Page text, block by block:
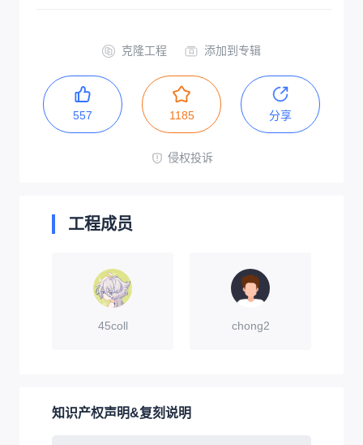
克隆工程 添加到专辑
557 1185 分享
侵权投诉
工程成员
45coll chong2
知识产权声明&复刻说明